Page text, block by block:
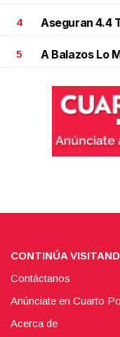
4 Aseguran 4.4
5 A Balazos Lo
CONTINÚA
Contáctanos
Anúnciate en Cuarto
Acerca de